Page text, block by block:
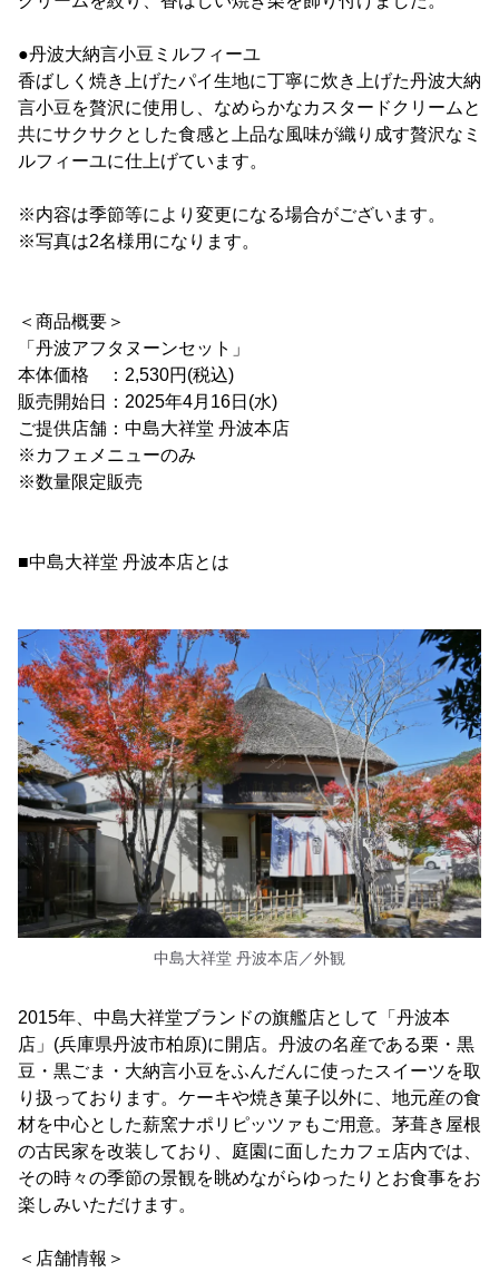
●丹波大納言小豆ミルフィーユ
香ばしく焼き上げたパイ生地に丁寧に炊き上げた丹波大納
言小豆を贅沢に使用し、なめらかなカスタードクリームと
共にサクサクとした食感と上品な風味が織り成す贅沢なミ
ルフィーユに仕上げています。
※内容は季節等により変更になる場合がございます。
※写真は2名様用になります。
＜商品概要＞
「丹波アフタヌーンセット」
本体価格 ：2,530円(税込)
販売開始日：2025年4月16日(水)
ご提供店舗：中島大祥堂 丹波本店
※カフェメニューのみ
※数量限定販売
■中島大祥堂 丹波本店とは
中島大祥堂 丹波本店／外観
2015年、中島大祥堂ブランドの旗艦店として「丹波本
店」(兵庫県丹波市柏原)に開店。丹波の名産である栗・黒
豆・黒ごま・大納言小豆をふんだんに使ったスイーツを取
り扱っております。ケーキや焼き菓子以外に、地元産の食
材を中心とした薪窯ナポリピッツァもご用意。茅葺き屋根
の古民家を改装しており、庭園に面したカフェ店内では、
その時々の季節の景観を眺めながらゆったりとお食事をお
楽しみいただけます。
＜店舗情報＞